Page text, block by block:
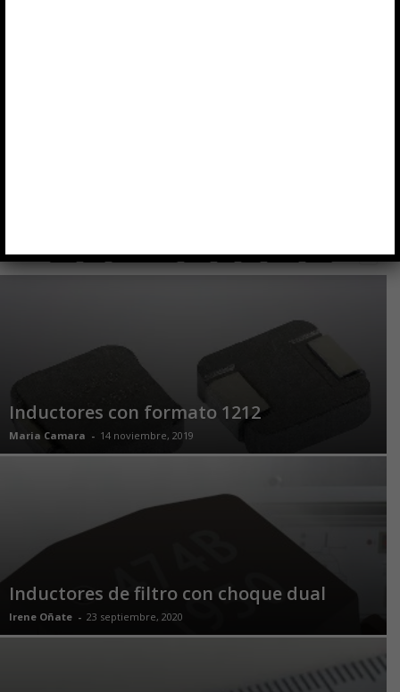
100G 10G 1BITSQUARED 200G 3D 3M 3PEAK 400G
Inductores con formato 1212
Maria Camara - 14 noviembre, 2019
Inductores de filtro con choque dual
Irene Oñate - 23 septiembre, 2020